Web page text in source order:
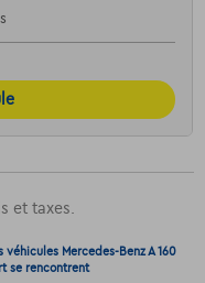
et taxes.
Mercedes-Benz A 160
se rencontrent